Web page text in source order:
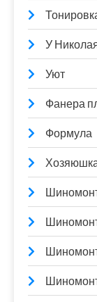
У
Уют
Фанера
Формула